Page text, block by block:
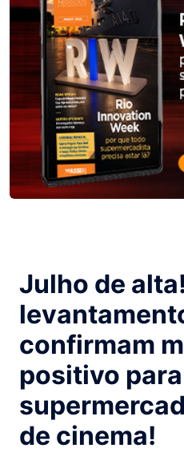
Julho de
confirmam
positivo
de cinema!